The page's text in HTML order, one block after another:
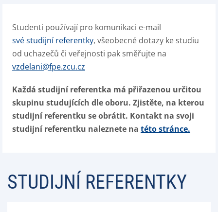
Studenti používají pro komunikaci e-mail
své studijní referentky, všeobecné dotazy ke studiu
od uchazečů či veřejnosti pak směřujte na
vzdelani@fpe.zcu.cz
Každá studijní referentka má přiřazenou určitou
skupinu studujících dle oboru. Zjistěte, na kterou
studijní referentku se obrátit. Kontakt na svoji
studijní referentku naleznete na této stránce.
STUDIJNÍ REFERENTKY